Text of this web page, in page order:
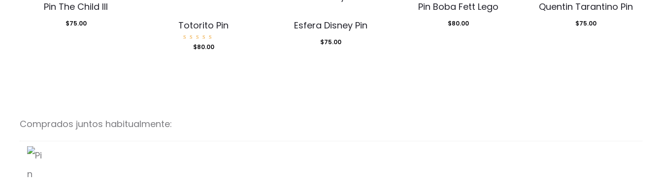
Pin The Child III
$75.00 Totorito Pin
Valorad
o con
$80.00
Esfera Disney Pin
$75.00
Pin Boba Fett Lego
$80.00
Quentin Tarantino Pin
$75.00
Comprados juntos habitualmente: